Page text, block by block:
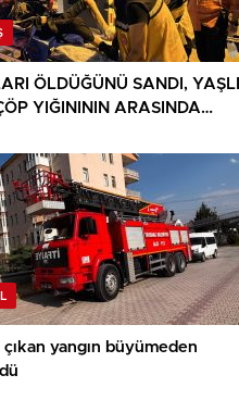
ÖLDÜĞÜNÜ SANDI, YAŞLI
YIĞINININ ARASINDA
yangın büyümeden